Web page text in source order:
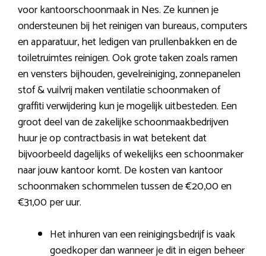
voor kantoorschoonmaak in Nes. Ze kunnen je
ondersteunen bij het reinigen van bureaus, computers
en apparatuur, het ledigen van prullenbakken en de
toiletruimtes reinigen. Ook grote taken zoals ramen
en vensters bijhouden, gevelreiniging, zonnepanelen
stof & vuilvrij maken ventilatie schoonmaken of
graffiti verwijdering kun je mogelijk uitbesteden. Een
groot deel van de zakelijke schoonmaakbedrijven
huur je op contractbasis in wat betekent dat
bijvoorbeeld dagelijks of wekelijks een schoonmaker
naar jouw kantoor komt. De kosten van kantoor
schoonmaken schommelen tussen de €20,00 en
€31,00 per uur.
Het inhuren van een reinigingsbedrijf is vaak
goedkoper dan wanneer je dit in eigen beheer